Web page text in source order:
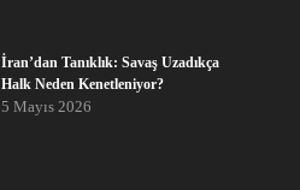
İran’dan Tanıklık: Savaş Uzadıkça
Halk Neden Kenetleniyor?
5 Mayıs 2026